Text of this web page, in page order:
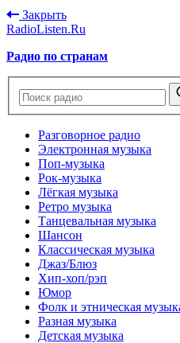
Закрыть
RadioListen.Ru
Радио по странам
Разговорное радио
Электронная музыка
Поп-музыка
Рок-музыка
Лёгкая музыка
Ретро музыка
Танцевальная музыка
Шансон
Классическая музыка
Джаз/Блюз
Хип-хоп/рэп
Юмор
Фолк и этническая
Разная музыка
Детская музыка